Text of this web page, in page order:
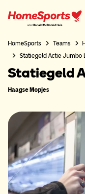
naar
hoofdnavigatie
HomeSports Teams
Statiegeld Actie Jumbo
Statiegeld
Haagse Mopjes